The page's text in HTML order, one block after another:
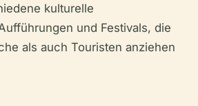
kulturelle
und Festivals, die
als auch Touristen anziehen